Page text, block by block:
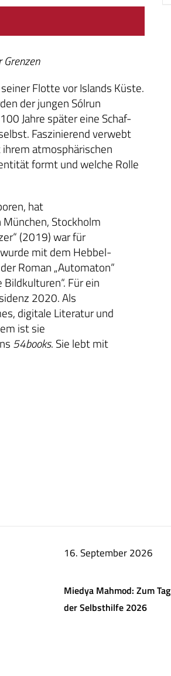
Flotte vor Islands Küste.
der jungen Sólrun
Jahre später eine Schaf-
Faszinierend verwebt
atmosphärischen
formt und welche Rolle
hat
Stockholm
(2019) war für
mit dem Hebbel-
Roman „Automaton“
Für ein
2020. Als
digitale Literatur und
ist sie
54books. Sie lebt mit
16. September 2026
Miedya Mahmod: Zum Tag
der Selbsthilfe 2026